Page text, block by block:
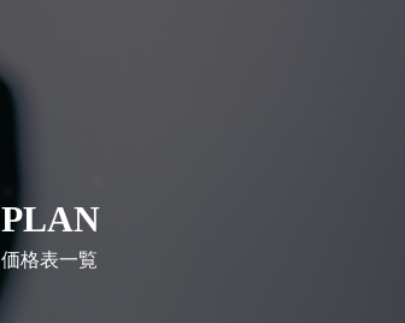
PLAN
価格表一覧